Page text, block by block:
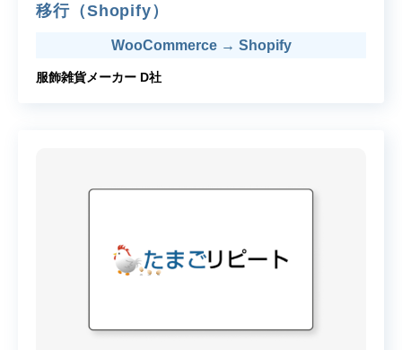
移行（Shopify）
WooCommerce → Shopify
服飾雑貨メーカー D社